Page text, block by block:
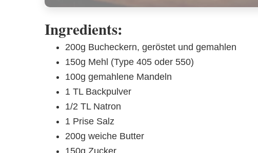
Ingredients:
200g Bucheckern, geröstet und gemahlen
150g Mehl (Type 405 oder 550)
100g gemahlene Mandeln
1 TL Backpulver
1/2 TL Natron
1 Prise Salz
200g weiche Butter
150g Zucker